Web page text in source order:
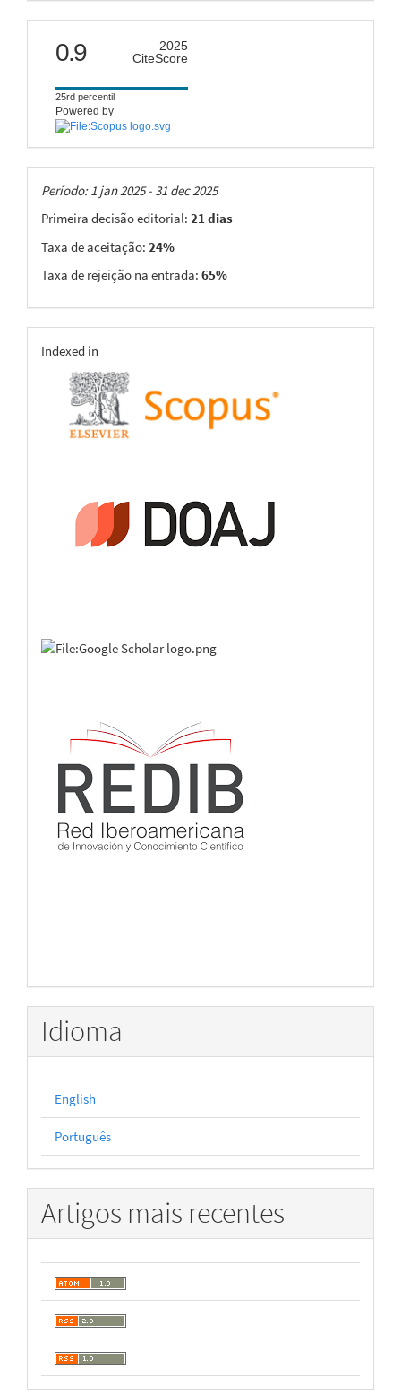
citescore
0.9
2025
CiteScore
25rd percentil
Powered by
Taxas
Período: 1 jan 2025 - 31 dec 2025
Primeira decisão editorial: 21 dias
Taxa de aceitação: 24%
Taxa de rejeição na entrada: 65%
indexing
Indexed in
Idioma
English
Português
Artigos mais recentes